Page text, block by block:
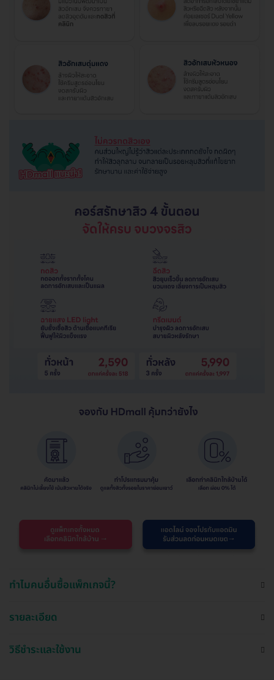
ทำไมคนอื่นซื้อแพ็กเกจนี้?
รายละเอียด
วิธีชำระและใช้งาน